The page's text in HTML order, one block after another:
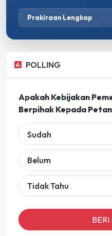
Prakiraan Lengkap
POLLING
Apakah Kebijakan
Berpihak Kepada
Sudah
Belum
Tidak Tahu
BERI